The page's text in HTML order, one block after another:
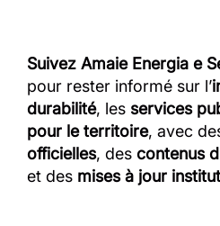
Suivez Amaie Energia e
pour rester informé sur l’
durabilité, les services
pour le territoire, avec
officielles, des contenus
et des mises à jour